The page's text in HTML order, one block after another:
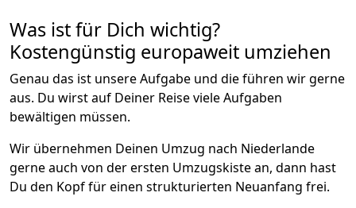
Was ist für Dich wichtig?
Kostengünstig europaweit umziehen
Genau das ist unsere Aufgabe und die führen wir gerne
aus. Du wirst auf Deiner Reise viele Aufgaben
bewältigen müssen.
Wir übernehmen Deinen Umzug nach Niederlande
gerne auch von der ersten Umzugskiste an, dann hast
Du den Kopf für einen strukturierten Neuanfang frei.